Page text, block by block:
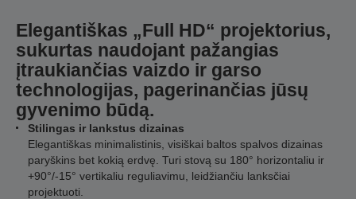
Elegantiškas „Full HD“ projektorius,
sukurtas naudojant pažangias
įtraukiančias vaizdo ir garso
technologijas, pagerinančias jūsų
gyvenimo būdą.
Stilingas ir lankstus dizainas
Elegantiškas minimalistinis, visiškai baltos spalvos dizainas
paryškins bet kokią erdvę. Turi stovą su 180° horizontaliu ir
+90°/-15° vertikaliu reguliavimu, leidžiančiu lanksčiai
projektuoti.